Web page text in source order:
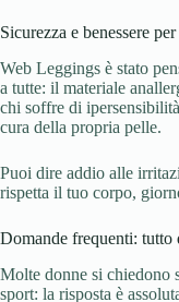
Sicurezza e benessere
Web Leggings è stato
a tutte: il materiale
chi soffre di
cura della propria pelle.
Puoi dire addio alle
rispetta il tuo corpo,
Domande frequenti: tutto
Molte donne si chiedono
sport: la risposta è